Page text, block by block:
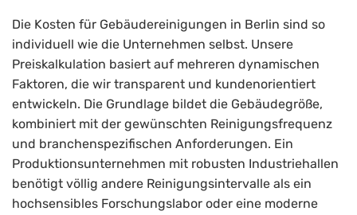
Die Kosten für Gebäudereinigungen in Berlin sind so
individuell wie die Unternehmen selbst. Unsere
Preiskalkulation basiert auf mehreren dynamischen
Faktoren, die wir transparent und kundenorientiert
entwickeln. Die Grundlage bildet die Gebäudegröße,
kombiniert mit der gewünschten Reinigungsfrequenz
und branchenspezifischen Anforderungen. Ein
Produktionsunternehmen mit robusten Industriehallen
benötigt völlig andere Reinigungsintervalle als ein
hochsensibles Forschungslabor oder eine moderne